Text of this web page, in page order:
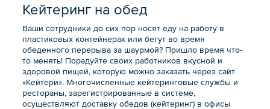
Кейтеринг на обед
Ваши сотрудники до сих пор носят еду на работу в
пластиковых контейнерах или бегут во время
обеденного перерыва за шаурмой? Пришло время что-
то менять! Порадуйте своих работников вкусной и
здоровой пищей, которую можно заказать через сайт
«Кейтери». Многочисленные кейтеринговые службы и
рестораны, зарегистрированные в системе,
осуществляют доставку обедов (кейтеринг) в офисы